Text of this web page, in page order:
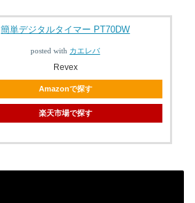
簡単デジタルタイマー PT70DW
posted with カエレバ
Revex
Amazonで探す
楽天市場で探す